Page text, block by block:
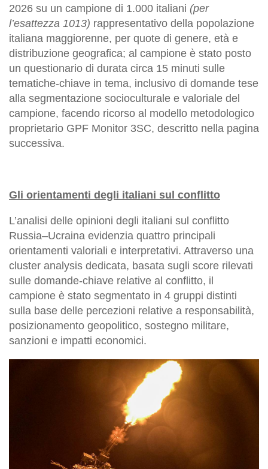
2026 su un campione di 1.000 italiani (per
l’esattezza 1013) rappresentativo della popolazione
italiana maggiorenne, per quote di genere, età e
distribuzione geografica; al campione è stato posto
un questionario di durata circa 15 minuti sulle
tematiche-chiave in tema, inclusivo di domande tese
alla segmentazione socioculturale e valoriale del
campione, facendo ricorso al modello metodologico
proprietario GPF Monitor 3SC, descritto nella pagina
successiva.
Gli orientamenti degli italiani sul conflitto
L’analisi delle opinioni degli italiani sul conflitto
Russia–Ucraina evidenzia quattro principali
orientamenti valoriali e interpretativi. Attraverso una
cluster analysis dedicata, basata sugli score rilevati
sulle domande-chiave relative al conflitto, il
campione è stato segmentato in 4 gruppi distinti
sulla base delle percezioni relative a responsabilità,
posizionamento geopolitico, sostegno militare,
sanzioni e impatti economici.